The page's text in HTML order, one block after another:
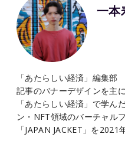
一本
「あたらしい経済」編集部
記事のバナーデザインを主
「あたらしい経済」で学ん
ン・NFT領域のバーチャル
「JAPAN JACKET」を2021